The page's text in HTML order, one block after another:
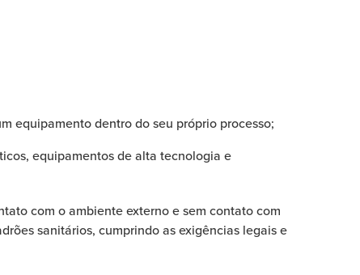
equipamento dentro do seu próprio processo;
equipamentos de alta tecnologia e
com o ambiente externo e sem contato com
sanitários, cumprindo as exigências legais e